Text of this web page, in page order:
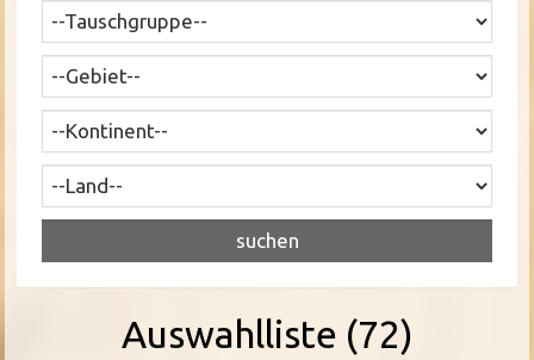
Auswahlliste (72)